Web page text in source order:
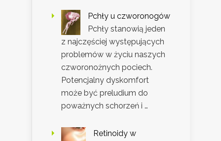
Pchły u czworonogów
Pchły stanowią jeden
z najczęściej występujących
problemów w życiu naszych
czworonożnych pociech.
Potencjalny dyskomfort
może być preludium do
poważnych schorzeń i …
Retinoidy w